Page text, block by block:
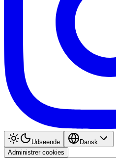
Udseende
Dansk
Administrer cookies